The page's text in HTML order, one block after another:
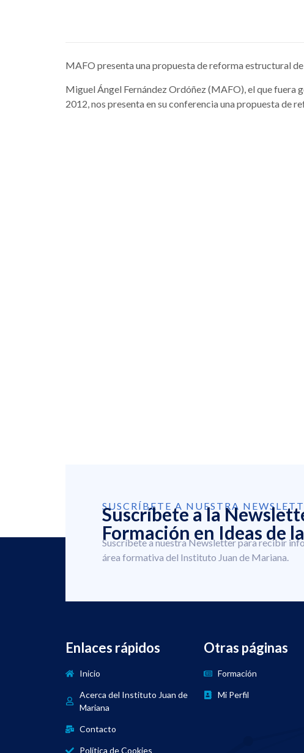
MAFO presenta una propuesta de reforma estructural
Miguel Ángel Fernández Ordóñez (MAFO), el que fuera
2012, nos presenta en su conferencia una propuesta de
SUSCRÍBETE A NUESTRA
Suscríbete a la
Formación en Ideas de
Suscríbete a nuestra Newsletter para recibir
área formativa del Instituto Juan de Mariana.
Enlaces rápidos
Inicio
Acerca del Instituto Juan de
Mariana
Contacto
Política de Cookies
Otras páginas
Formación
Mi Perfil